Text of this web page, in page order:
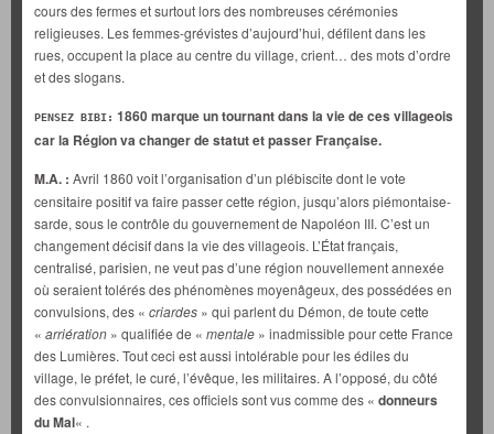
cours des fermes et surtout lors des nombreuses cérémonies
religieuses. Les femmes-grévistes d’aujourd’hui, défilent dans les
rues, occupent la place au centre du village, crient… des mots d’ordre
et des slogans.
PENSEZ BIBI: 1860 marque un tournant dans la vie de ces villageois
car la Région va changer de statut et passer Française.
M.A. : Avril 1860 voit l’organisation d’un plébiscite dont le vote
censitaire positif va faire passer cette région, jusqu’alors piémontaise-
sarde, sous le contrôle du gouvernement de Napoléon III. C’est un
changement décisif dans la vie des villageois. L’État français,
centralisé, parisien, ne veut pas d’une région nouvellement annexée
où seraient tolérés des phénomènes moyenâgeux, des possédées en
convulsions, des « criardes » qui parlent du Démon, de toute cette
« arriération » qualifiée de « mentale » inadmissible pour cette France
des Lumières. Tout ceci est aussi intolérable pour les édiles du
village, le préfet, le curé, l’évêque, les militaires. A l’opposé, du côté
des convulsionnaires, ces officiels sont vus comme des « donneurs
du Mal« .